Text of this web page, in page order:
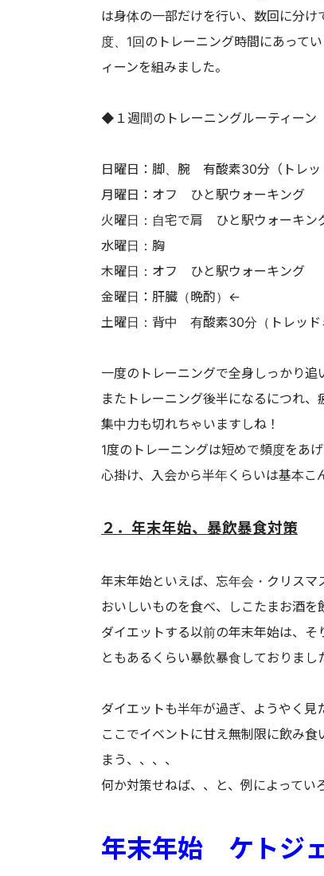
は身体の一部だけを行い、数回に分
度、1回のトレーニング時間にあって
ィーンを組みました。
◆１週間のトレーニングルーティーン
日曜日：脚、腕 有酸素30分（トレッ
月曜日：オフ ひと駅ウォーキング
火曜日：自宅で肩 ひと駅ウォーキン
水曜日：胸
木曜日：オフ ひと駅ウォーキング
金曜日：肝臓（晩酌）←
土曜日：背中 有酸素30分（トレッド
一度のトレーニングで全身しっかり追
またトレーニング後半になるにつれ、
集中力も切れちゃいますしね！
1度のトレーニングは短めで頻度をあ
心掛け、入会から半年くらいは基本こ
２．年末年始、暴飲暴食対策
年末年始といえば、忘年会・クリスマ
おいしいものを食べ、しこたまお酒を
ダイエットする以前の年末年始は、
ともあるくらい暴飲暴食しておりまし
ダイエットも半年が過ぎ、ようやく見
ここでイベントに甘え無制限に飲み
まう、、、、
何か対策せねば、、と、例によってい
年末年始 ケトジ